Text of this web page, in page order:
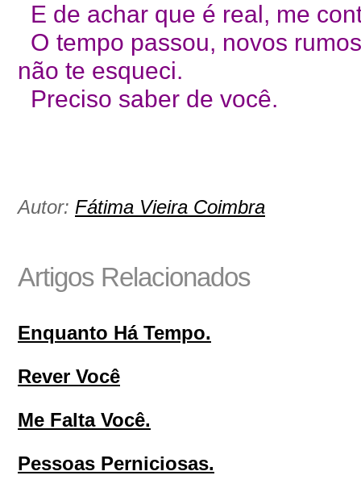
E de achar que é real, me
O tempo passou, novos
não te esqueci.
Preciso saber de você.
Autor: Fátima Vieira Coimbra
Artigos Relacionados
Enquanto Há Tempo.
Rever Você
Me Falta Você.
Pessoas Perniciosas.